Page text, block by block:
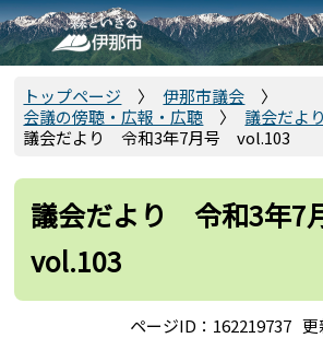
こ
の
ペ
先
トップページ
伊那市議会
会議の傍聴・広報・広聴
議会だより
議会だより 令和3年7月号 vol.103
議会だより 令和3年7
vol.103
ページID：162219737 更